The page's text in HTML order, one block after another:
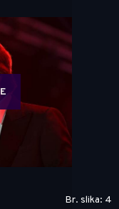
Br. slika: 4